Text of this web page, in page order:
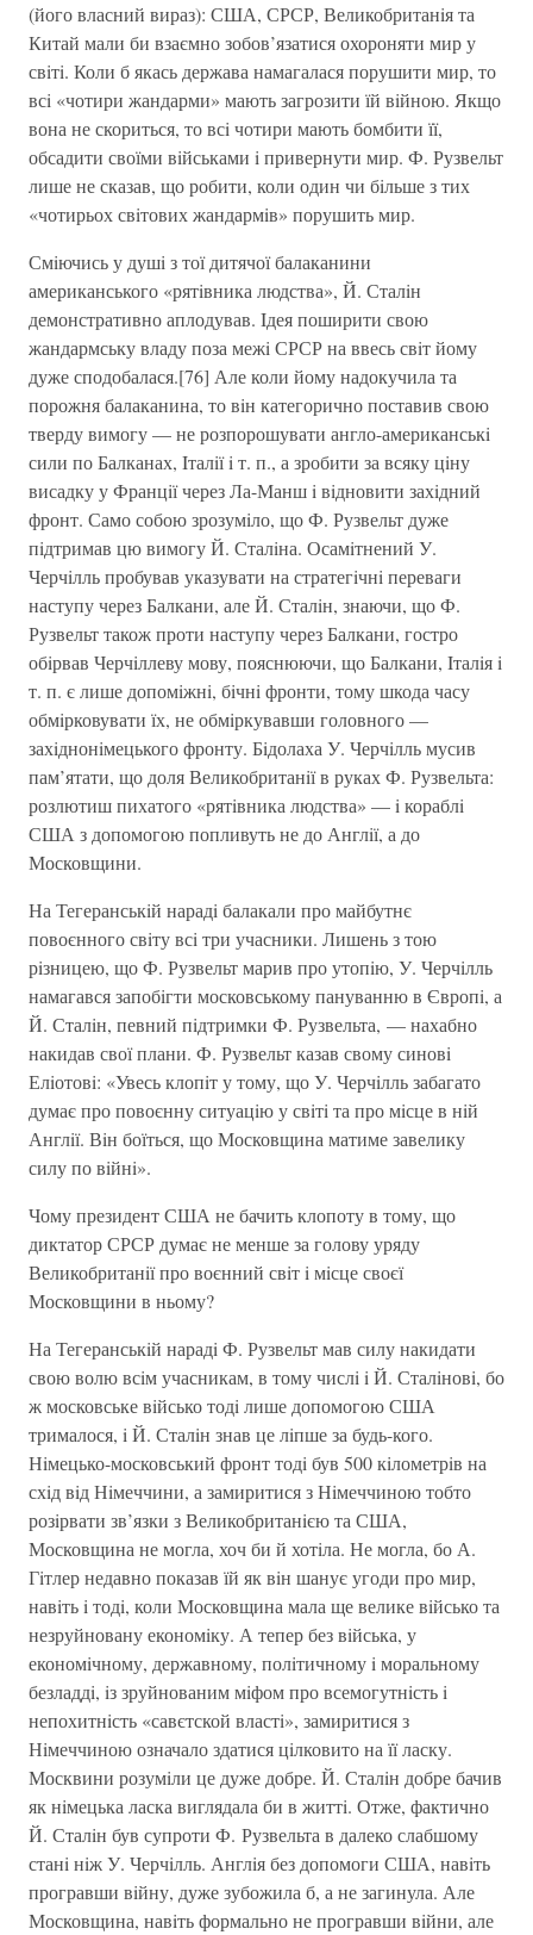
(його власний вираз): США, СРСР, Великобританiя та
Китай мали би взаємно зобов’язатися охороняти мир у
свiтi. Коли б якась держава намагалася порушити мир, то
всi «чотири жандарми» мають загрозити їй вiйною. Якщо
вона не скориться, то всi чотири мають бомбити її,
обсадити своїми вiйськами i привернути мир. Ф. Рузвельт
лише не сказав, що робити, коли один чи бiльше з тих
«чотирьох свiтових жандармiв» порушить мир.
Смiючись у душi з тої дитячої балаканини
американського «рятiвника людства», Й. Сталiн
демонстративно аплодував. Iдея поширити свою
жандармську владу поза межi СРСР на ввесь свiт йому
дуже сподобалася.[76] Але коли йому надокучила та
порожня балаканина, то вiн категорично поставив свою
тверду вимогу — не розпорошувати англо-американськi
сили по Балканах, Iталiї i т. п., а зробити за всяку цiну
висадку у Францiї через Ла-Манш i вiдновити захiдний
фронт. Само собою зрозумiло, що Ф. Рузвельт дуже
пiдтримав цю вимогу Й. Сталiна. Осамiтнений У.
Черчiлль пробував указувати на стратегiчнi переваги
наступу через Балкани, але Й. Сталiн, знаючи, що Ф.
Рузвельт також проти наступу через Балкани, гостро
обiрвав Черчiллеву мову, пояснюючи, що Балкани, Iталiя i
т. п. є лише допомiжнi, бiчнi фронти, тому шкода часу
обмiрковувати їх, не обмiркувавши головного —
захiднонiмецького фронту. Бiдолаха У. Черчiлль мусив
пам’ятати, що доля Великобританiї в руках Ф. Рузвельта:
розлютиш пихатого «рятiвника людства» — i кораблi
США з допомогою попливуть не до Англiї, а до
Московщини.
На Тегеранськiй нарадi балакали про майбутнє
повоєнного свiту всi три учасники. Лишень з тою
рiзницею, що Ф. Рузвельт марив про утопiю, У. Черчiлль
намагався запобiгти московському пануванню в Європi, а
Й. Сталiн, певний пiдтримки Ф. Рузвельта, — нахабно
накидав свої плани. Ф. Рузвельт казав свому синовi
Елiотовi: «Увесь клопiт у тому, що У. Черчiлль забагато
думає про повоєнну ситуацiю у свiтi та про мiсце в нiй
Англiї. Вiн боїться, що Московщина матиме завелику
силу по вiйнi».
Чому президент США не бачить клопоту в тому, що
диктатор СРСР думає не менше за голову уряду
Великобританiї про воєнний свiт i мiсце своєї
Московщини в ньому?
На Тегеранськiй нарадi Ф. Рузвельт мав силу накидати
свою волю всiм учасникам, в тому числi i Й. Сталiновi, бо
ж московське вiйсько тодi лише допомогою США
трималося, i Й. Сталiн знав це лiпше за будь-кого.
Нiмецько-московський фронт тодi був 500 кiлометрiв на
схiд вiд Нiмеччини, а замиритися з Нiмеччиною тобто
розiрвати зв’язки з Великобританiєю та США,
Московщина не могла, хоч би й хотiла. Не могла, бо А.
Гiтлер недавно показав їй як вiн шанує угоди про мир,
навiть i тодi, коли Московщина мала ще велике вiйсько та
незруйновану економiку. А тепер без вiйська, у
економiчному, державному, полiтичному i моральному
безладдi, iз зруйнованим мiфом про всемогутнiсть i
непохитнiсть «савєтской властi», замиритися з
Нiмеччиною означало здатися цiлковито на її ласку.
Москвини розумiли це дуже добре. Й. Сталiн добре бачив
як нiмецька ласка виглядала би в життi. Отже, фактично
Й. Сталiн був супроти Ф. Рузвельта в далеко слабшому
станi нiж У. Черчiлль. Англiя без допомоги США, навiть
програвши вiйну, дуже зубожила б, а не загинула. Але
Московщина, навiть формально не програвши вiйни, але